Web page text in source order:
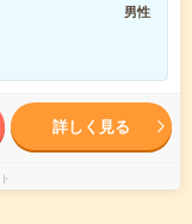
男性
詳しく見る